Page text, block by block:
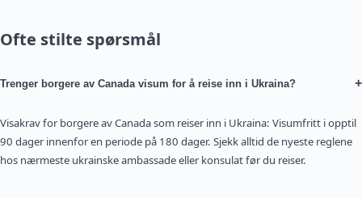
Ofte stilte spørsmål
Trenger borgere av Canada visum for å reise inn i Ukraina? +
Visakrav for borgere av Canada som reiser inn i Ukraina: Visumfritt i opptil
90 dager innenfor en periode på 180 dager. Sjekk alltid de nyeste reglene
hos nærmeste ukrainske ambassade eller konsulat før du reiser.